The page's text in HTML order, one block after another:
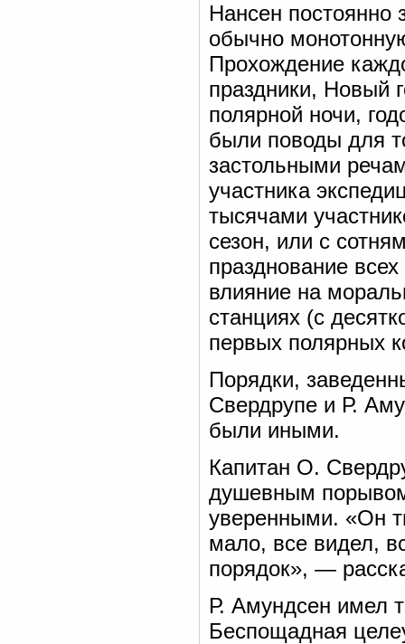
Нансен постоянно
обычно
Прохождение
праздники, Новый
полярной ночи,
были поводы для
застольными
участника
тысячами
сезон, или с
празднование
влияние на
станциях (с
первых полярных
Порядки,
Свердрупе и Р.
были иными.
Капитан О.
душевным
уверенными. «Он
мало, все видел,
порядок», —
Р. Амундсен имел
Беспощадная